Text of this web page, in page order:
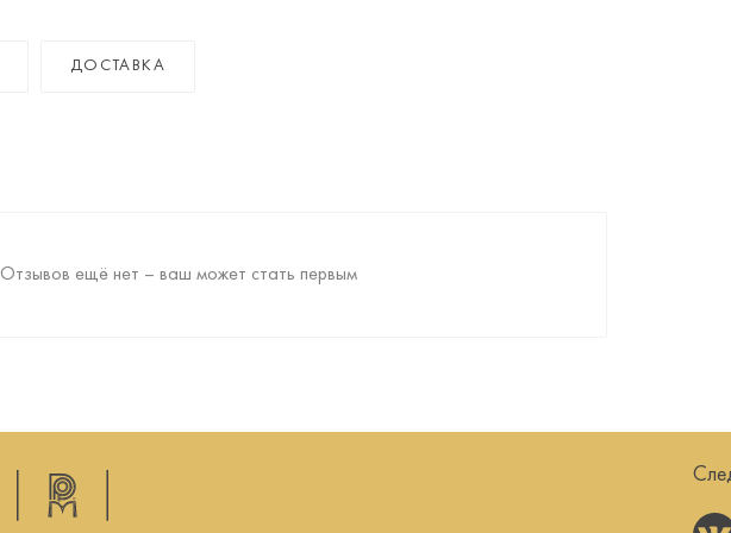
ДОСТАВКА
Отзывов ещё нет – ваш может стать первым